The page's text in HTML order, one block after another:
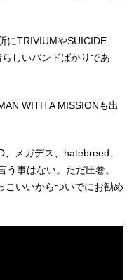
にTRIVIUMやSUICIDE
しいバンドばかりであ
WITH A MISSIONも出
、メガデス、hatebreed、
事はない。ただ圧巻。
こいいからついでにお勧め